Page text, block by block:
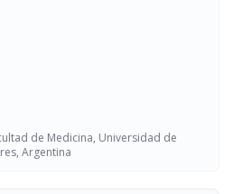
de Medicina, Universidad de
Argentina